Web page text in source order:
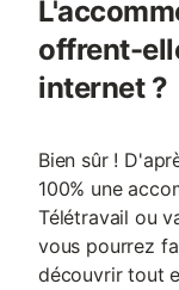
offrent-
internet ?
Bien sûr !
100% une
Télétravail ou
vous pourrez
découvrir tout